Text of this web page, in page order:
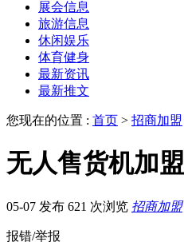
展会信息
旅游信息
休闲娱乐
体育健身
最新资讯
最新推文
您现在的位置 : 首页 > 招商加盟
无人售货机加盟
05-07 发布 621 次浏览 招商加盟
报错/举报